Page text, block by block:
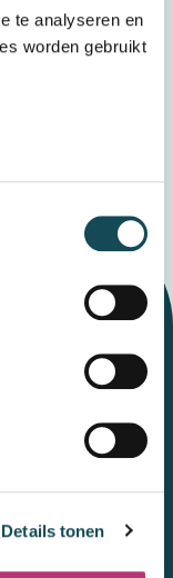
te analyseren en
worden gebruikt
Details tonen
accepteert u